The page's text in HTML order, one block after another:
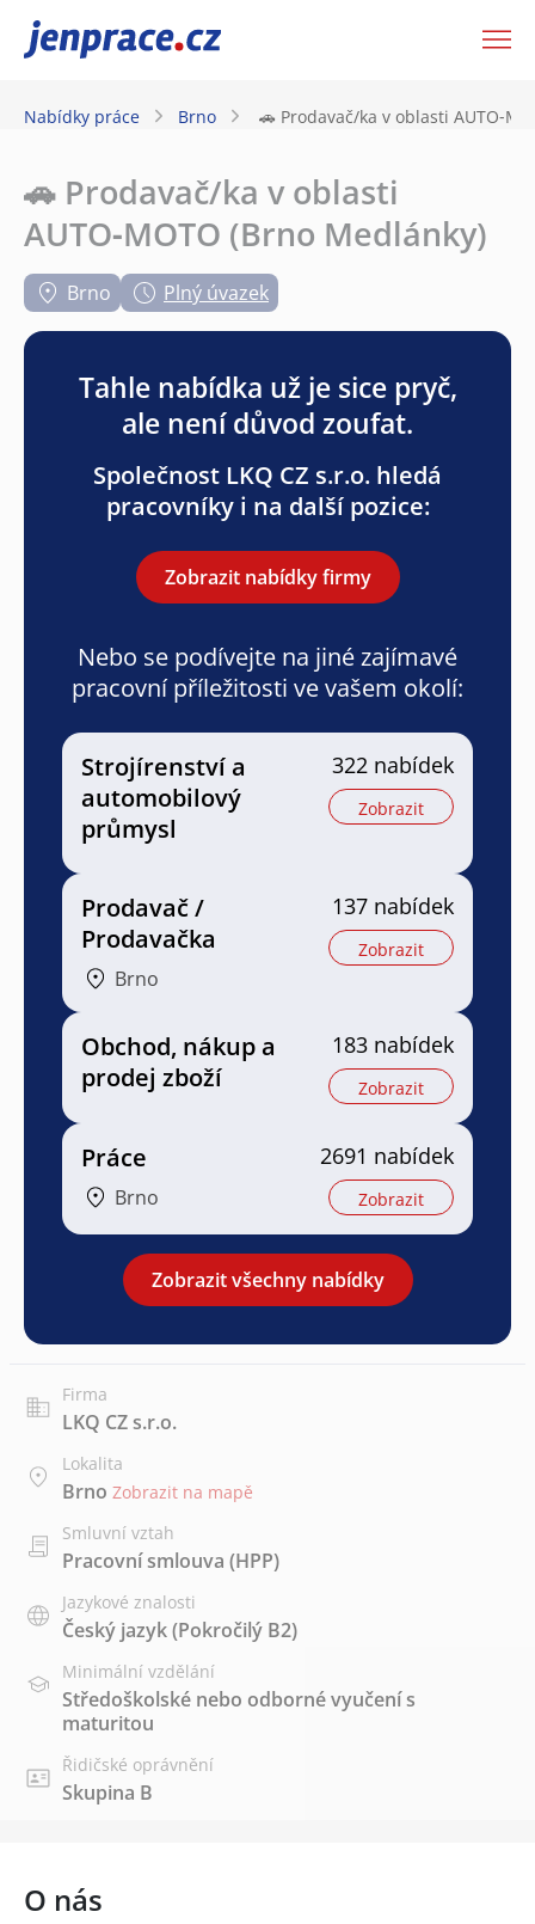
JenPráce.cz
Nabídky práce Brno 🚗 Prodavač/ka v oblasti
🚗 Prodavač/ka v oblasti
AUTO‑MOTO (Brno Medlánky)
Brno Plný úvazek
Tahle nabídka už je sice pryč,
ale není důvod zoufat.
Společnost LKQ CZ s.r.o. hledá
pracovníky i na další pozice:
Zobrazit nabídky firmy
Nebo se podívejte na jiné zajímavé
pracovní příležitosti ve vašem okolí:
Strojírenství a
automobilový
průmysl
322 nabídek
Zobrazit
Prodavač /
Prodavačka
Brno
137 nabídek
Zobrazit
Obchod, nákup a
prodej zboží
183 nabídek
Zobrazit
Práce
Brno
2691 nabídek
Zobrazit
Zobrazit všechny nabídky
Firma
LKQ CZ s.r.o.
Lokalita
Brno Zobrazit na mapě
Smluvní vztah
Pracovní smlouva (HPP)
Jazykové znalosti
Český jazyk(Pokročilý B2)
Minimální vzdělání
Středoškolské nebo odborné vyučení s
maturitou
Řidičské oprávnění
Skupina B
O nás